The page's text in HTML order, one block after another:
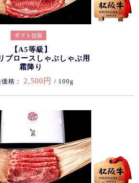
【A5等級】
ブロースしゃぶしゃぶ用
霜降り
格： 2,500円 / 100g